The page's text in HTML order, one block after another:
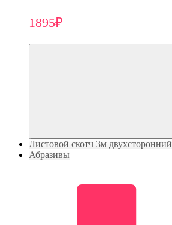
1895₽
Листовой скотч 3м двухсторонний
Абразивы